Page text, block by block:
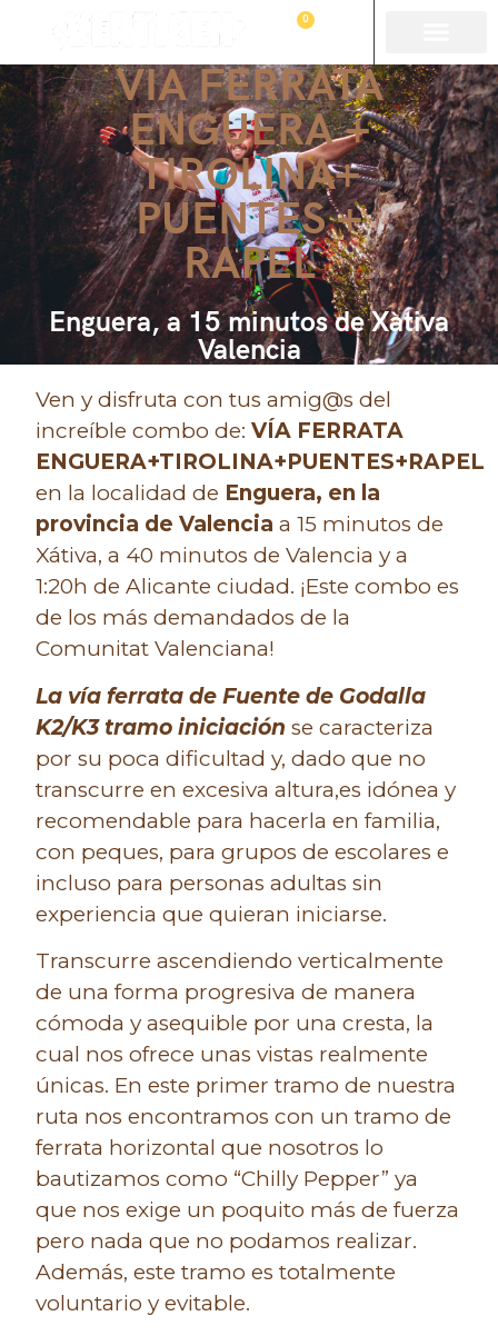
0
VIA FERRATA
ENGUERA +
TIROLINA+
PUENTES +
RAPEL
Enguera, a 15 minutos de Xàtiva
Valencia
Ven y disfruta con tus amig@s del
increíble combo de: VÍA FERRATA
ENGUERA+TIROLINA+PUENTES+RAPEL
en la localidad de Enguera, en la
provincia de Valenciaa 15 minutos de
Xátiva, a 40 minutos de Valencia y a
1:20h de Alicante ciudad. ¡Este combo es
de los más demandados de la
Comunitat Valenciana!
La vía ferrata de Fuente de Godalla
K2/K3 tramo iniciación se caracteriza
por su poca dificultad y, dado que no
transcurre en excesiva altura,es idónea y
recomendable para hacerla en familia,
con peques, para grupos de escolares e
incluso para personas adultas sin
experiencia que quieran iniciarse.
Transcurre ascendiendo verticalmente
de una forma progresiva de manera
cómoda y asequible por una cresta, la
cual nos ofrece unas vistas realmente
únicas. En este primer tramo de nuestra
ruta nos encontramos con un tramo de
ferrata horizontal que nosotros lo
bautizamos como “Chilly Pepper” ya
que nos exige un poquito más de fuerza
pero nada que no podamos realizar.
Además, este tramo es totalmente
voluntario y evitable.